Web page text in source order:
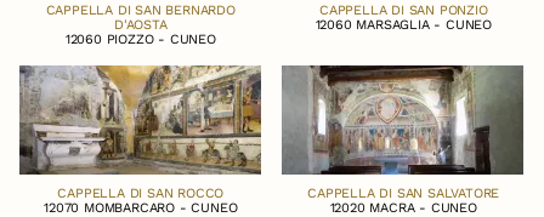
CAPPELLA DI SAN BERNARDO
D'AOSTA
12060 PIOZZO - CUNEO
CAPPELLA DI SAN PONZIO
12060 MARSAGLIA - CUNEO
CAPPELLA DI SAN ROCCO
12070 MOMBARCARO - CUNEO
CAPPELLA DI SAN SALVATORE
12020 MACRA - CUNEO